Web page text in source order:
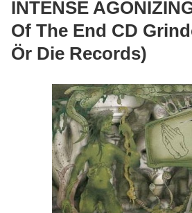
INTENSE
Of The End CD
Ör Die Records)